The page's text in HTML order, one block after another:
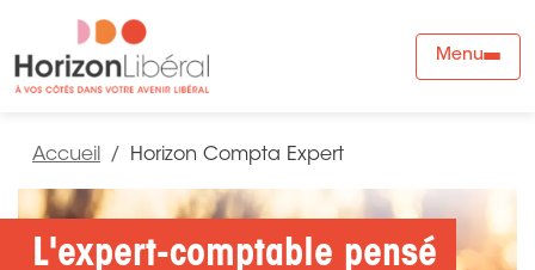
Menu
Accueil Horizon Compta Expert
L'expert-comptable pensé